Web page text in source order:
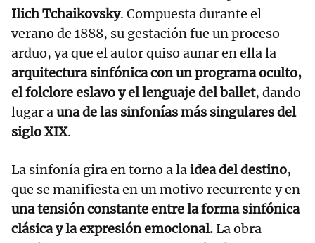
Ilich Tchaikovsky. Compuesta durante el
verano de 1888, su gestación fue un proceso
arduo, ya que el autor quiso aunar en ella la
arquitectura sinfónica con un programa oculto,
el folclore eslavo y el lenguaje del ballet, dando
lugar auna de las sinfonías más singulares del
siglo XIX.
La sinfonía gira en torno a laidea del destino,
que se manifiesta en un motivo recurrente y en
una tensión constante entre la forma sinfónica
clásica y la expresión emocional.La obra